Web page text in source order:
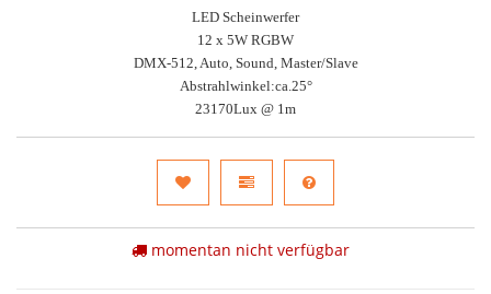
LED Scheinwerfer
12 x 5W RGBW
DMX-512, Auto, Sound, Master/Slave
Abstrahlwinkel:ca.25°
23170Lux @ 1m
momentan nicht verfügbar